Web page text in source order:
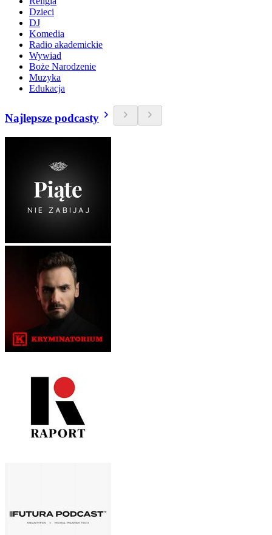
Dzieci
DJ
Komedia
Radio akademickie
Wywiad
Boże Narodzenie
Muzyka
Edukacja
Najlepsze podcasty